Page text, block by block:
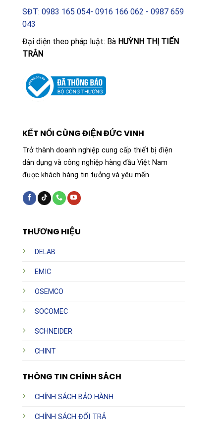
SĐT: 0983 165 054- 0916 166 062 - 0987 659
043
Đại diện theo pháp luật: Bà HUỲNH THỊ TIẾN
TRÂN
THƯƠNG HIỆU
DELAB
EMIC
OSEMCO
SOCOMEC
SCHNEIDER
CHINT
THÔNG TIN CHÍNH SÁCH
CHÍNH SÁCH BẢO HÀNH
CHÍNH SÁCH ĐỔI TRẢ
KẾT NỐI CÙNG ĐIỆN ĐỨC VINH
Trở thành doanh nghiệp cung cấp thiết bị điện
dân dụng và công nghiệp hàng đầu Việt Nam
được khách hàng tin tưởng và yêu mến